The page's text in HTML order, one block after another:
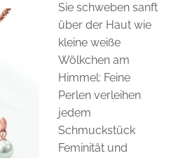
Sie schweben sanft
über der Haut wie
kleine weiße
Wölkchen am
Himmel: Feine
Perlen verleihen
jedem
Schmuckstück
Feminität und